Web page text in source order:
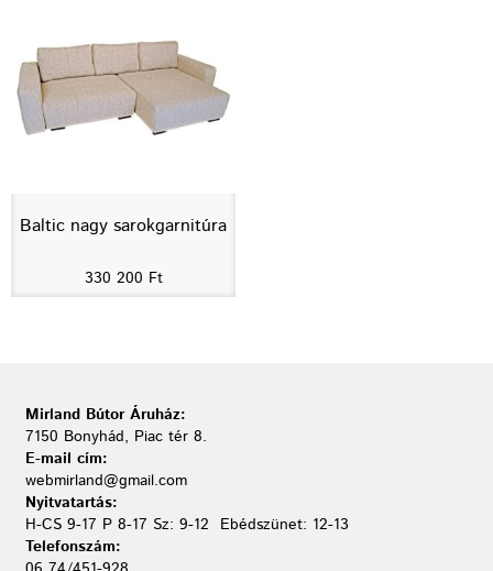
Baltic nagy sarokgarnitúra
330 200 Ft
Mirland Bútor Áruház:
7150 Bonyhád, Piac tér 8.
E-mail cím:
webmirland@gmail.com
Nyitvatartás:
H-CS 9-17 P 8-17 Sz: 9-12 Ebédszünet: 12-13
Telefonszám: